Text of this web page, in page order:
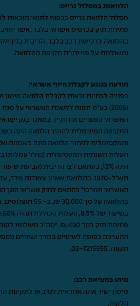
הלוואות במסלול גרייס:
מסלול הלוואת גרייס בכפוף לתנאי
פתיחת תיק בכרטיס אשראי בלבד, אשר יחויב
בהלוואה לרכישת רכב בלבד. הריבית בגין
ומשולמת על פני יתרת תקופת ההלוואה.
הודעה בנוגע לקבלת חיווי אשראי:
בפנייה לבחינת זכאות לקבלת הלוואה מימון
(2006) בע"מ תפנה ללשכת האשראי על
האשראי המצויים אודותייך במאגר בנק
העלות השנתית המקסימלית (כולל עמלות)
הינה 13%, בהתאם לצו הריבית (קביעת
תש"ל-1970. בהלוואת שאינן צמודות
בהלוואה על סך
תקווה, 03-7215555
.
סיוע במציאת רכב:
מימון ישיר אינה אחראית לטיב או לתקינות
הלקוח.